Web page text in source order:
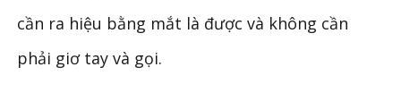
cần ra hiệu bằng mắt là được và không cần
phải giơ tay và gọi.